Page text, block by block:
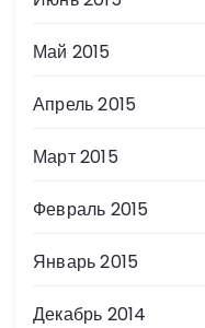
Май 2015
Апрель 2015
Март 2015
Февраль 2015
Январь 2015
Декабрь 2014